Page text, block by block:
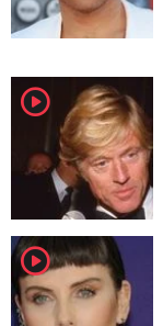
player2
player2